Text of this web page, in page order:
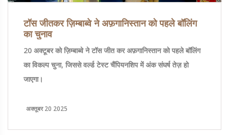
टॉस जीतकर ज़िम्बाब्वे ने अफ़गानिस्तान को पहले बॉलिंग
का चुनाव
20 अक्टूबर को ज़िम्बाब्वे ने टॉस जीत कर अफ़गानिस्तान को पहले बॉलिंग
का विकल्प चुना, जिससे वर्ल्ड टेस्ट चैंपियनशिप में अंक संघर्ष तेज़ हो
जाएगा।
अक्तूबर 20 2025